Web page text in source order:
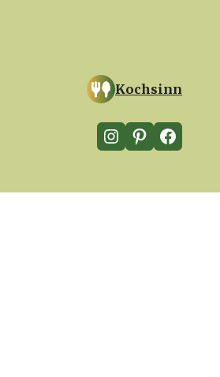
Kochsinn
Instagram Pinterest Facebook